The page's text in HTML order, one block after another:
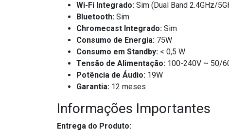
Wi-Fi Integrado: Sim (Dual Band 2.4GHz/
Bluetooth: Sim
Chromecast Integrado: Sim
Consumo de Energia: 75W
Consumo em Standby: < 0,5 W
Tensão de Alimentação: 100-240V ~ 50/
Potência de Áudio: 19W
Garantia: 12 meses
Informações Importantes
Entrega do Produto: